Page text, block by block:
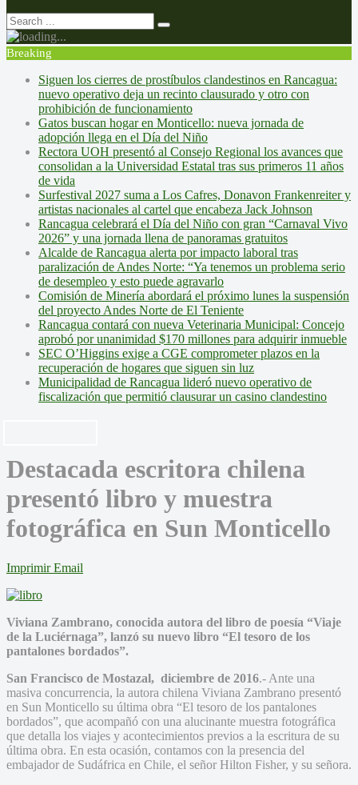
Breaking
Siguen los cierres de prostíbulos clandestinos en Rancagua:
nuevo operativo deja un recinto clausurado y otro con
prohibición de funcionamiento
Gatos buscan hogar en Monticello: nueva jornada de
adopción llega en el Día del Niño
Rectora UOH presentó al Consejo Regional los avances que
consolidan a la Universidad Estatal tras sus primeros 11 años
de vida
Surfestival 2027 suma a Los Cafres, Donavon Frankenreiter y
artistas nacionales al cartel que encabeza Jack Johnson
Rancagua celebrará el Día del Niño con gran “Carnaval Vivo
2026” y una jornada llena de panoramas gratuitos
Alcalde de Rancagua alerta por impacto laboral tras
paralización de Andes Norte: “Ya tenemos un problema serio
de desempleo y esto puede agravarlo
Comisión de Minería abordará el próximo lunes la suspensión
del proyecto Andes Norte de El Teniente
Rancagua contará con nueva Veterinaria Municipal: Concejo
aprobó por unanimidad $170 millones para adquirir inmueble
SEC O’Higgins exige a CGE comprometer plazos en la
recuperación de hogares que siguen sin luz
Municipalidad de Rancagua lideró nuevo operativo de
fiscalización que permitió clausurar un casino clandestino
Destacada escritora chilena
presentó libro y muestra
fotográfica en Sun Monticello
Imprimir Email
Viviana Zambrano, conocida autora del libro de poesía “Viaje
de la Luciérnaga”, lanzó su nuevo libro “El tesoro de los
pantalones bordados”.
San Francisco de Mostazal, diciembre de 2016.- Ante una
masiva concurrencia, la autora chilena Viviana Zambrano presentó
en Sun Monticello su última obra “El tesoro de los pantalones
bordados”, que acompañó con una alucinante muestra fotográfica
que detalla los viajes y acontecimientos previos a la escritura de su
última obra. En esta ocasión, contamos con la presencia del
embajador de Sudáfrica en Chile, el señor Hilton Fisher, y su señora.